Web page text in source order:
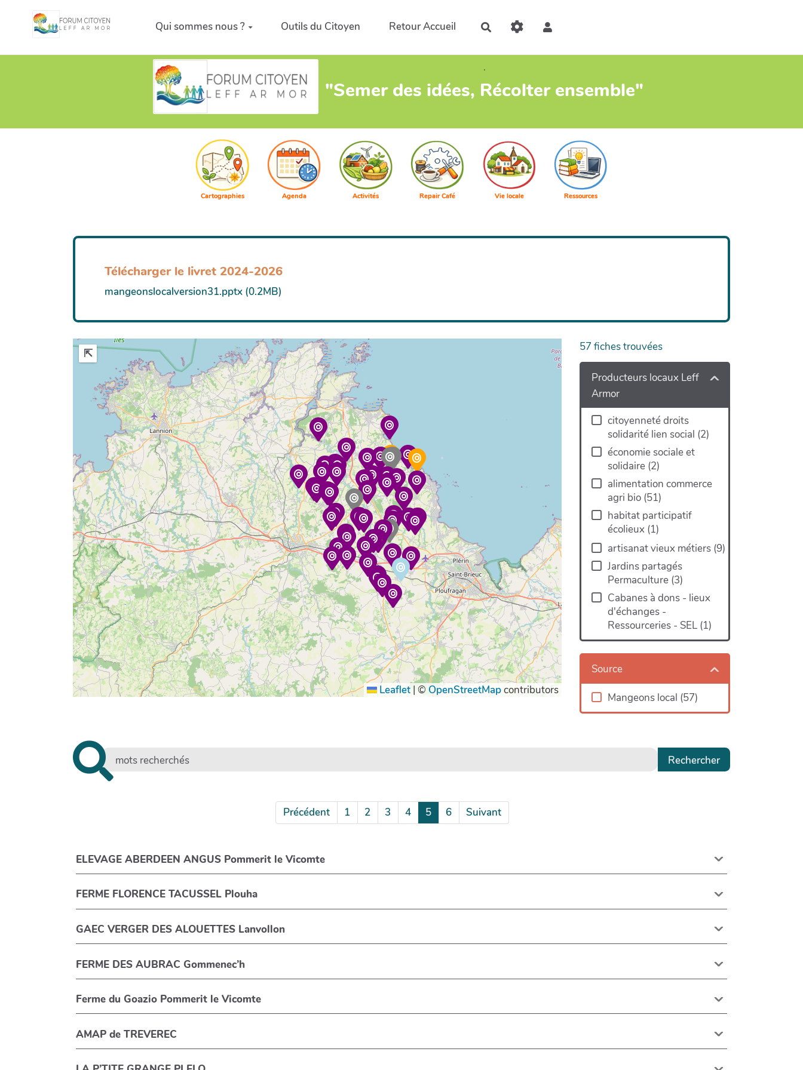
Aller au contenu principal
Qui sommes nous ?
Outils du Citoyen Retour Accueil Rechercher
.
"Semer des idées, Récolter ensemble"
Cartographies Agenda Activités Repair Café Vie locale Ressources
Télécharger le livret 2024-2026
mangeonslocalversion31.pptx (0.2MB)
57 fiches trouvées
Producteurs locaux Leff
Armor
citoyenneté droits
solidarité lien social (2)
économie sociale et
solidaire (2)
alimentation commerce
agri bio (51)
habitat participatif
écolieux (1)
artisanat vieux métiers (9)
Jardins partagés
Permaculture (3)
Cabanes à dons - lieux
d'échanges -
Ressourceries - SEL (1)
Source
Mangeons local (57)
Leaflet | © OpenStreetMapcontributors
Précédent 1 2 3 4 5 6 Suivant
ELEVAGE ABERDEEN ANGUS Pommerit le Vicomte
FERME FLORENCE TACUSSEL Plouha
GAEC VERGER DES ALOUETTES Lanvollon
FERME DES AUBRAC Gommenec’h
Ferme du Goazio Pommerit le Vicomte
AMAP de TREVEREC